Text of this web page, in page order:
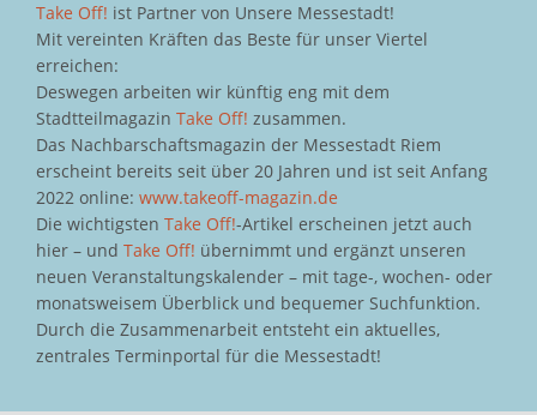
Take Off! ist Partner von Unsere Messestadt!
Mit vereinten Kräften das Beste für unser Viertel
erreichen:
Deswegen arbeiten wir künftig eng mit dem
Stadtteilmagazin Take Off! zusammen.
Das Nachbarschaftsmagazin der Messestadt Riem
erscheint bereits seit über 20 Jahren und ist seit Anfang
2022 online: www.takeoff-magazin.de
Die wichtigsten Take Off!-Artikel erscheinen jetzt auch
hier – und Take Off! übernimmt und ergänzt unseren
neuen Veranstaltungskalender – mit tage-, wochen- oder
monatsweisem Überblick und bequemer Suchfunktion.
Durch die Zusammenarbeit entsteht ein aktuelles,
zentrales Terminportal für die Messestadt!